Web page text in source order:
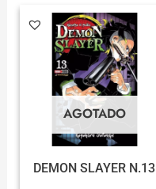
AGOTADO
DEMON SLAYER N.13